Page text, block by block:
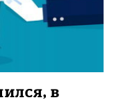
в